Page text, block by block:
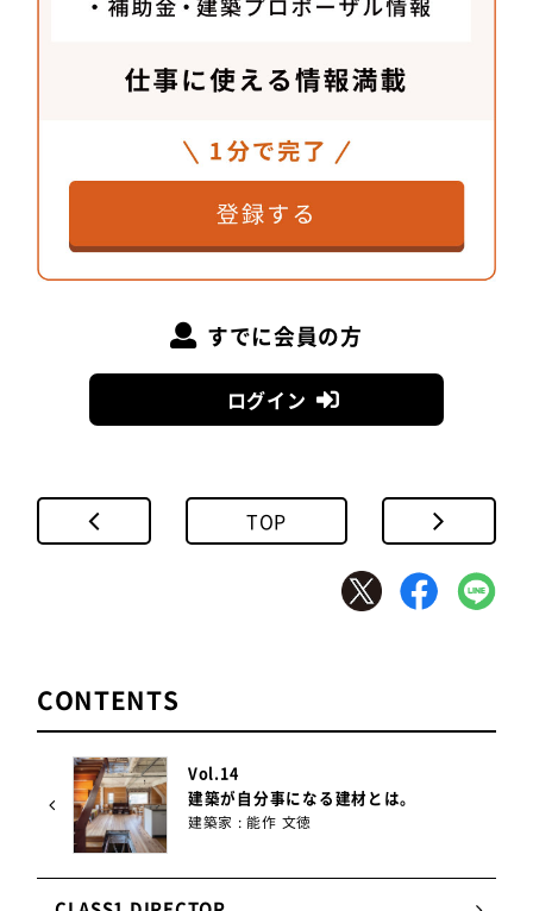
木の皮をあえて散りばめた手漉き和紙
能作さんが使われたのは、「五箇山 悠久紙 ちり入紙
厚口」です。富山県の五箇山でつくられた和紙で、
細かく砕いた楮（こうぞ）の皮がアクセントになっ
ています。今回断熱材に貼って使用されたことは予
ラや手触り、光が当たった時の表情などが気に入ら
れ、採用いただいたのではないでしょうか。
あらゆる時勢でも守り続けた和紙事業
すでに会員の方
ログイン
TOP
CONTENTS
Vol.14
建築が自分事になる建材とは。
建築家 : 能作 文徳